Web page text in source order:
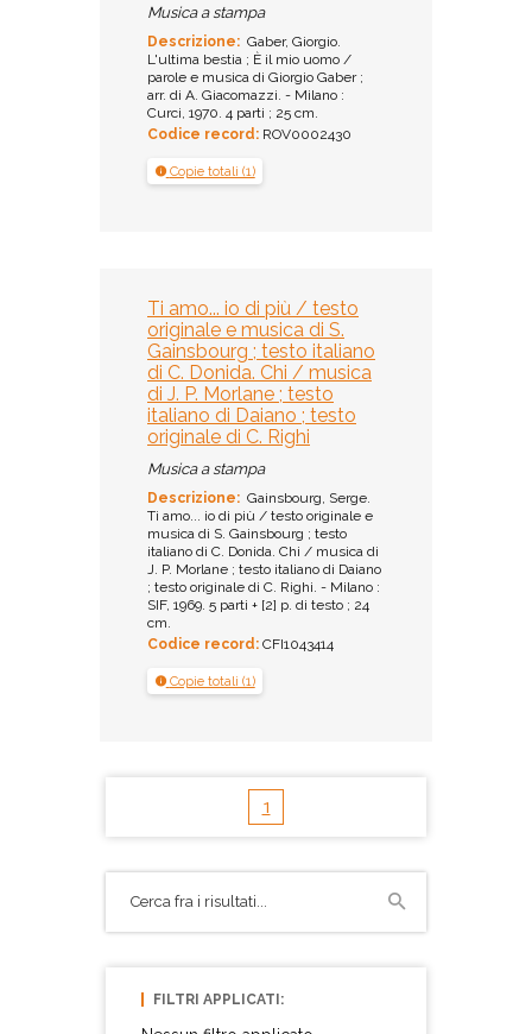
Musica a stampa
Descrizione: Gaber, Giorgio.
L'ultima bestia ; È il mio uomo /
parole e musica di Giorgio Gaber ;
arr. di A. Giacomazzi. - Milano :
Curci, 1970. 4 parti ; 25 cm.
Codice record: ROV0002430
Copie totali (1)
Ti amo... io di più / testo
originale e musica di S.
Gainsbourg ; testo italiano
di C. Donida. Chi / musica
di J. P. Morlane ; testo
italiano di Daiano ; testo
originale di C. Righi
Musica a stampa
Descrizione: Gainsbourg, Serge.
Ti amo... io di più / testo originale e
musica di S. Gainsbourg ; testo
italiano di C. Donida. Chi / musica di
J. P. Morlane ; testo italiano di Daiano
; testo originale di C. Righi. - Milano :
SIF, 1969. 5 parti + [2] p. di testo ; 24
cm.
Codice record: CFI1043414
Copie totali (1)
1
FILTRI APPLICATI: